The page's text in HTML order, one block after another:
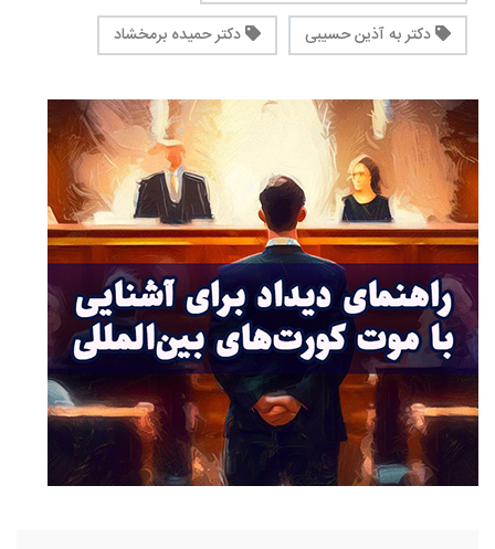
دکتر به آذین حسیبی
دکتر حمیده برمخشاد